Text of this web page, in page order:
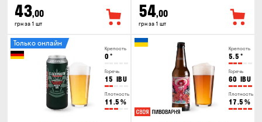
43,00
грн за 1 шт
54,00
грн за 1 шт
Крепость
0 °
Горечь
15 IBU
Плотность
11.5 %
Только онлайн
Крепость
5.5 °
Горечь
60 IBU
Плотность
17.5 %